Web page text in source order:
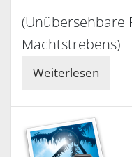
(Unübersehbare
Machtstrebens)
Weiterlesen